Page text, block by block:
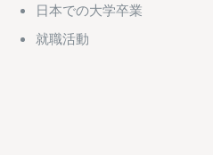
日本での大学卒業
就職活動